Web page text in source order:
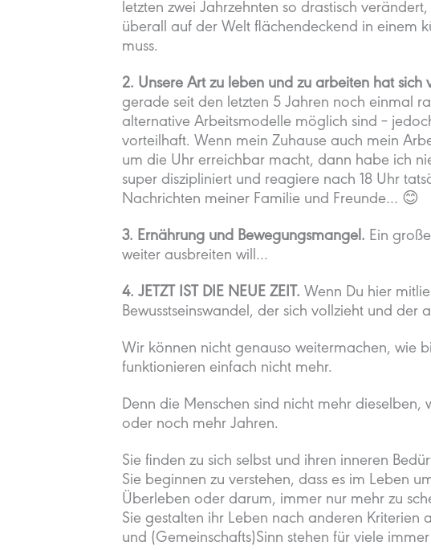
letzten zwei Jahrzehnten so drastisch
überall auf der Welt flächendeckend in einem
muss.
2. Unsere Art zu leben und zu arbeiten hat sich
gerade seit den letzten 5 Jahren noch einmal
alternative Arbeitsmodelle möglich sind –
vorteilhaft. Wenn mein Zuhause auch mein
um die Uhr erreichbar macht, dann habe ich
super diszipliniert und reagiere nach 18 Uhr
Nachrichten meiner Familie und Freunde… 😊
3. Ernährung und Bewegungsmangel. Ein
weiter ausbreiten will…
4. JETZT IST DIE NEUE ZEIT. Wenn Du hier
Bewusstseinswandel, der sich vollzieht und der
Wir können nicht genauso weitermachen, wie
funktionieren einfach nicht mehr.
Denn die Menschen sind nicht mehr
oder noch mehr Jahren.
Sie finden zu sich selbst und ihren inneren
Sie beginnen zu verstehen, dass es im Leben
Überleben oder darum, immer nur mehr zu
Sie gestalten ihr Leben nach anderen Kriterien
und (Gemeinschafts)Sinn stehen für viele